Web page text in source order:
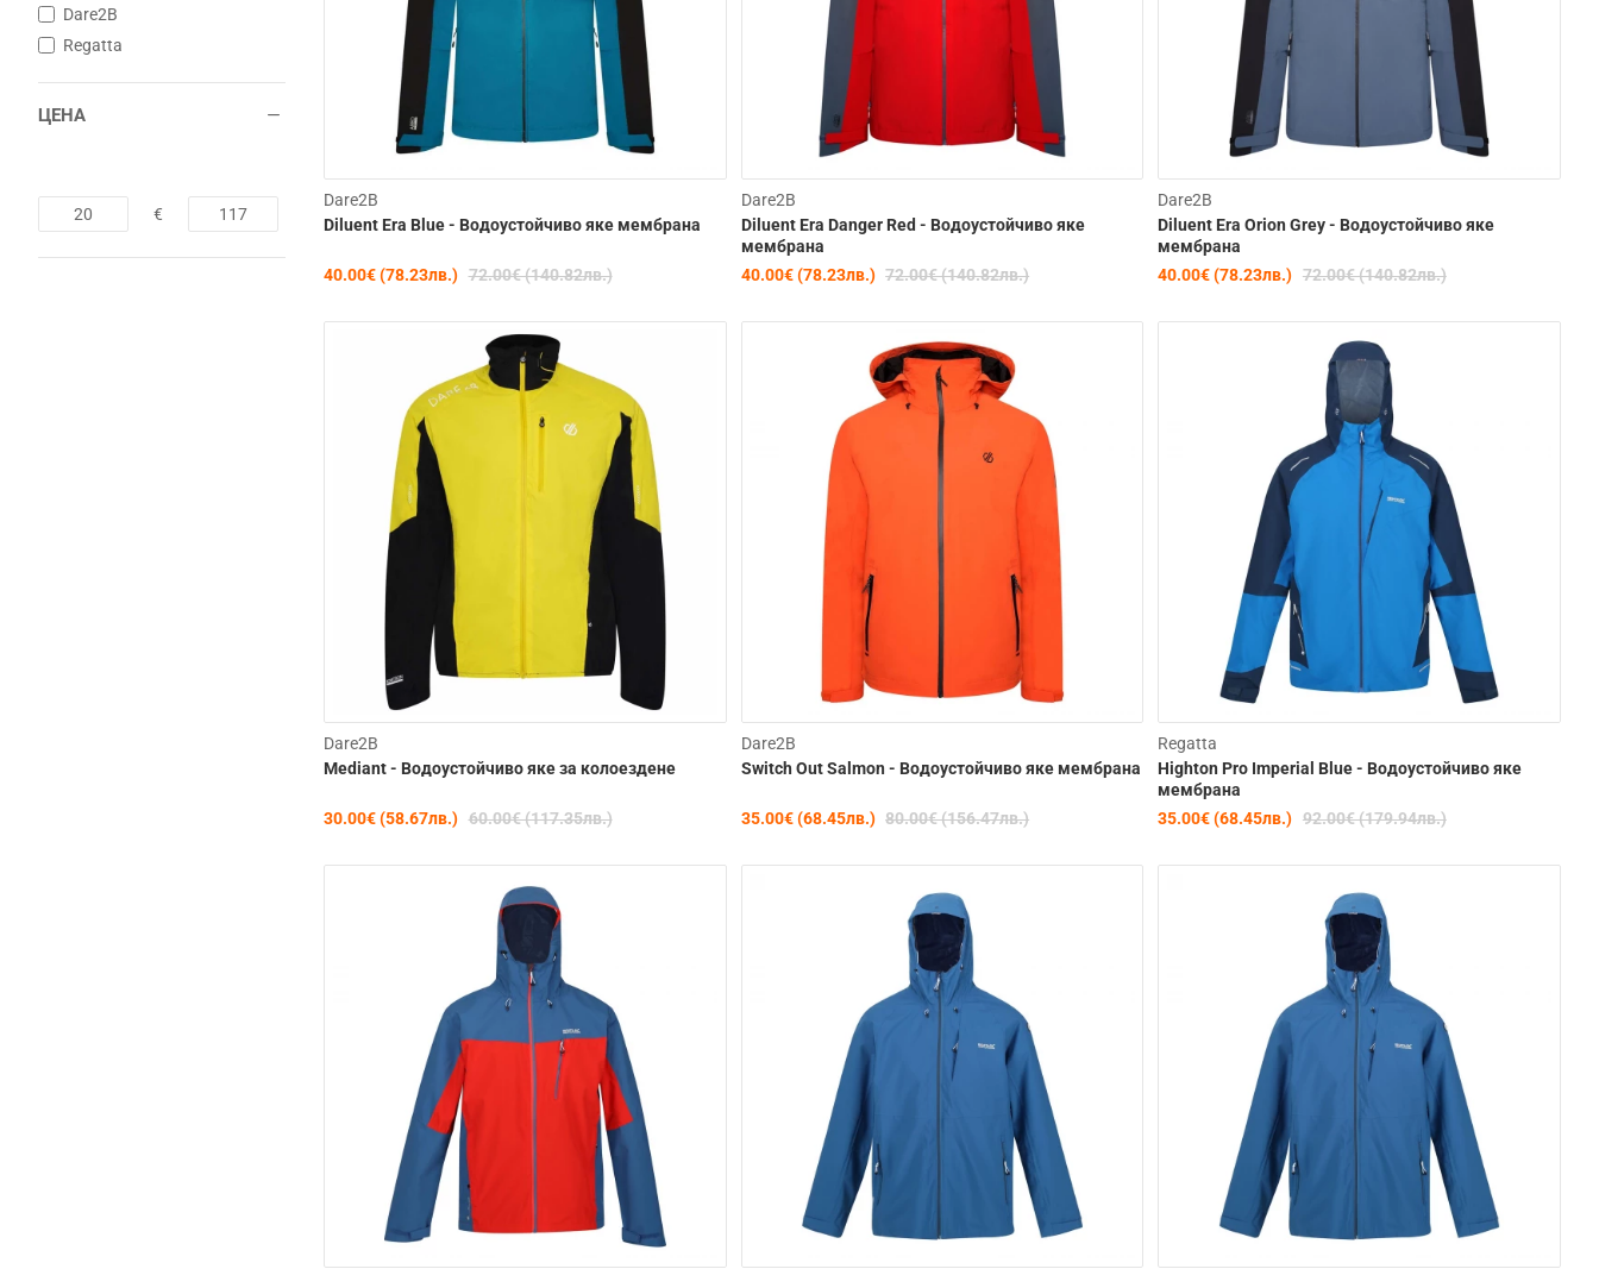
Dare2B
Regatta
ЦЕНА
€
-44%
Dare2B
Diluent Era Blue - Водоустойчиво яке мембрана
40.00€ (78.23лв.) 72.00€ (140.82лв.)
Dare2B
Diluent Era Danger Red - Водоустойчиво яке
мембрана
40.00€ (78.23лв.) 72.00€ (140.82лв.)
Dare2B
Diluent Era Orion Grey - Водоустойчиво яке
мембрана
40.00€ (78.23лв.) 72.00€ (140.82лв.)
Dare2B
Mediant - Водоустойчиво яке за колоездене
30.00€ (58.67лв.) 60.00€ (117.35лв.)
-56%
Dare2B
Switch Out Salmon - Водоустойчиво яке мембрана
35.00€ (68.45лв.) 80.00€ (156.47лв.)
-62%
Regatta
Highton Pro Imperial Blue - Водоустойчиво яке
мембрана
35.00€ (68.45лв.) 92.00€ (179.94лв.)